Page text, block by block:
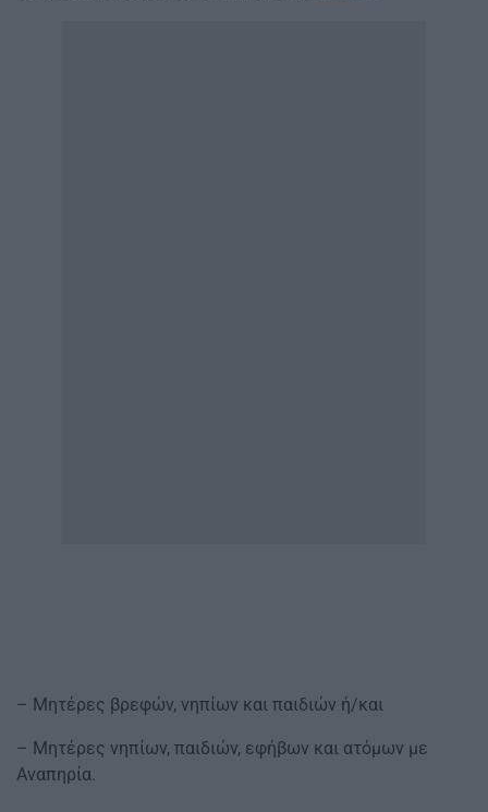
– Μητέρες βρεφών, νηπίων και παιδιών ή/και
– Μητέρες νηπίων, παιδιών, εφήβων και ατόμων με
Αναπηρία.